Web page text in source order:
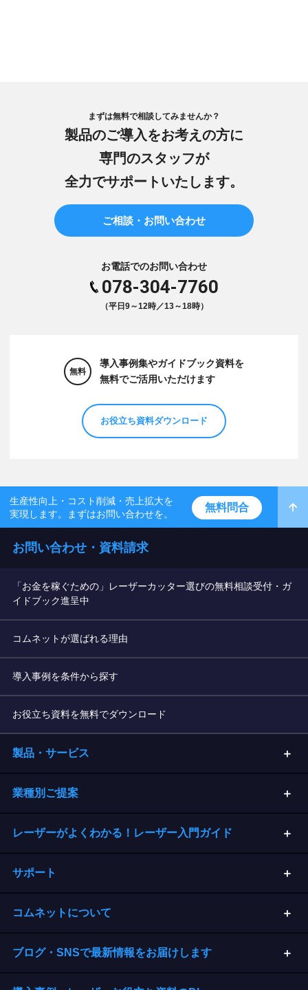
まずは無料で相談してみませんか？
製品のご導入をお考えの方に
専門のスタッフが
全力でサポートいたします。
ご相談・お問い合わせ
お電話でのお問い合わせ
078-304-7760
（平日9～12時／13～18時）
無料
導入事例集やガイドブック資料を
無料でご活用いただけます
お役立ち資料ダウンロード
生産性向上・コスト削減・売上拡大を
実現します。まずはお問い合わせを。
無料問合
お問い合わせ・資料請求
「お金を稼ぐための」レーザーカッター選びの無料相談受付・ガ
イドブック進呈中
コムネットが選ばれる理由
導入事例を条件から探す
お役立ち資料を無料でダウンロード
製品・サービス
業種別ご提案
レーザーがよくわかる！レーザー入門ガイド
サポート
コムネットについて
ブログ・SNSで最新情報をお届けします